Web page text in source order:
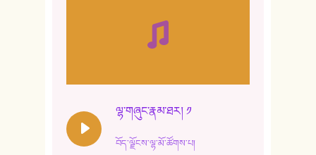
10. ཆང་གཞས། ༣
ལྷ་གཞུང་རྣམ་ཐར། ༡
བོད་ལྗོངས་ལྷ་མོ་ཚོགས་པ།